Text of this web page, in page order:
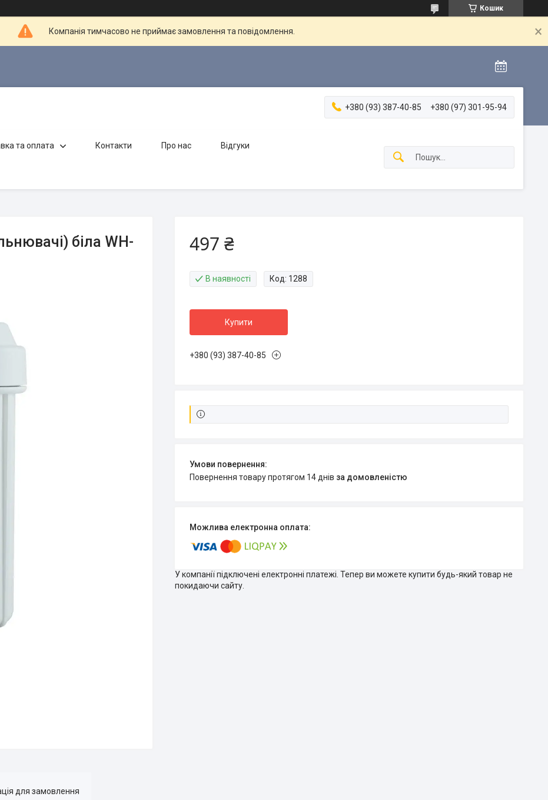
Кошик
Компанія тимчасово не приймає замовлення та повідомлення.
+380 (93) 387-40-85 +380 (97) 301-95-94
та оплата Контакти Про нас Відгуки
біла WH-
497 ₴
В наявності Код: 1288
Купити
+380 (93) 387-40-85
повернення товару протягом 14 днів за домовленістю
У компанії підключені електронні платежі. Тепер ви можете купити будь-який товар не
покидаючи сайту.
для замовлення